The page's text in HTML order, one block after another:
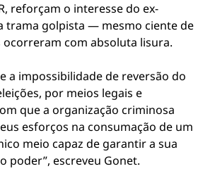
reforçam o interesse do ex-
trama golpista — mesmo ciente de
ocorreram com absoluta lisura.
a impossibilidade de reversão do
por meios legais e
que a organização criminosa
esforços na consumação de um
meio capaz de garantir a sua
poder”, escreveu Gonet.